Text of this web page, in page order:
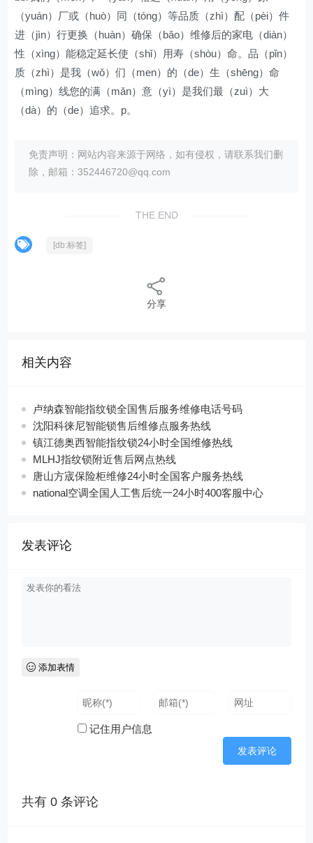
（yuán）厂或（huò）同（tóng）等品质（zhì）配（pèi）件
进（jìn）行更换（huàn）确保（bǎo）维修后的家电（diàn）
性（xìng）能稳定延长使（shǐ）用寿（shòu）命。品（pǐn）
质（zhì）是我（wǒ）们（men）的（de）生（shēng）命
（mìng）线您的满（mǎn）意（yì）是我们最（zuì）大
（dà）的（de）追求。p。
免责声明：网站内容来源于网络，如有侵权，请联系我们删
除，邮箱：352446720@qq.com
THE END
[db:标签]
分享
相关内容
卢纳森智能指纹锁全国售后服务维修电话号码
沈阳科徕尼智能锁售后维修点服务热线
镇江德奥西智能指纹锁24小时全国维修热线
MLHJ指纹锁附近售后网点热线
唐山方宬保险柜维修24小时全国客户服务热线
national空调全国人工售后统一24小时400客服中心
发表评论
添加表情
记住用户信息
共有0 条评论